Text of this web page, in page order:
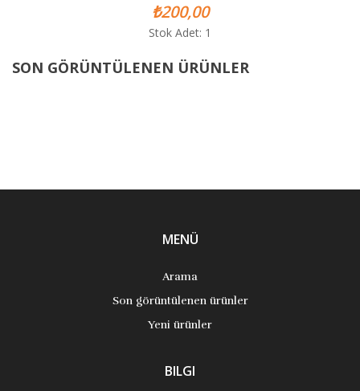
₺200,00
Stok Adet: 1
SON GÖRÜNTÜLENEN ÜRÜNLER
MENÜ
Arama
Son görüntülenen ürünler
Yeni ürünler
BILGI